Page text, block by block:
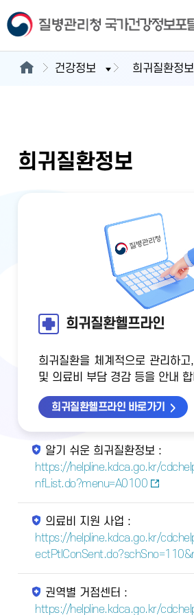
건강정보 희귀질환정보
희귀질환정보
희귀질환헬프라인
희귀질환을 체계적으로 관리하
및 의료비 부담 경감 등을 안내
희귀질환헬프라인 바로가기
알기 쉬운 희귀질환정보 :
https://helpline.kdca.go.kr/
nfList.do?menu=A0100
의료비 지원 사업 :
https://helpline.kdca.go.kr/
권역별 거점센터 :
https://helpline.kdca.go.kr/